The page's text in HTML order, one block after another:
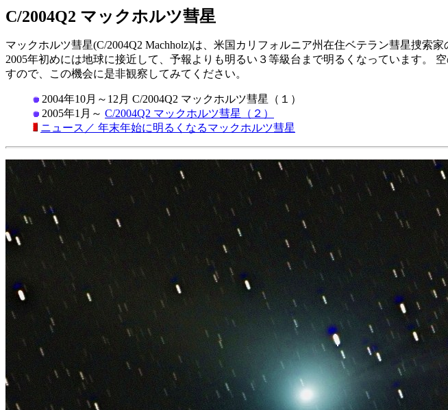
C/2004Q2 マックホルツ彗星
マックホルツ彗星(C/2004Q2 Machholz)は、米国カリフォルニア州在住ベテラン彗星捜索
2005年初めには地球に接近して、予報よりも明るい３等級台まで明るくなっています。
すので、この機会に是非観察してみてください。
2004年10月～12月 C/2004Q2 マックホルツ彗星（１）
2005年1月～ C/2004Q2 マックホルツ彗星（２）
ニュース／ 年末年始に明るくなるマックホルツ彗星